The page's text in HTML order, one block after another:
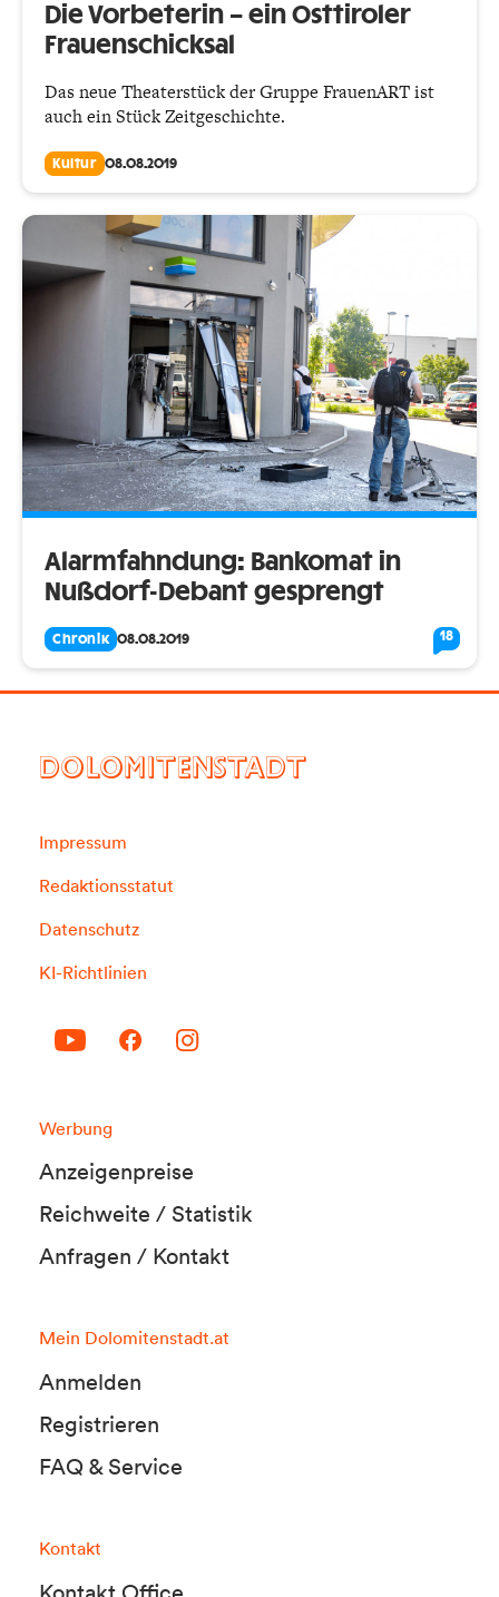
Die Vorbeterin – ein Osttiroler
Frauenschicksal
Das neue Theaterstück der Gruppe FrauenART ist
auch ein Stück Zeitgeschichte.
Kultur 08.08.2019
Alarmfahndung: Bankomat in
Nußdorf-Debant gesprengt
Chronik 08.08.2019 18
DOLOMITENSTADT
Impressum
Redaktionsstatut
Datenschutz
KI-Richtlinien
Werbung
Anzeigenpreise
Reichweite / Statistik
Anfragen / Kontakt
Mein Dolomitenstadt.at
Anmelden
Registrieren
FAQ & Service
Kontakt